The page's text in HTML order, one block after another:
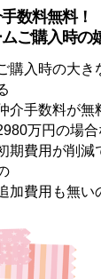
数料無料！
ご購入時の
購入時の大き
介手数料が無
万円の場
期費用が削減
加費用も無い